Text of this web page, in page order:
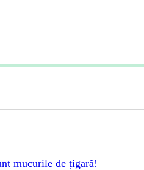
mucurile de țigară!